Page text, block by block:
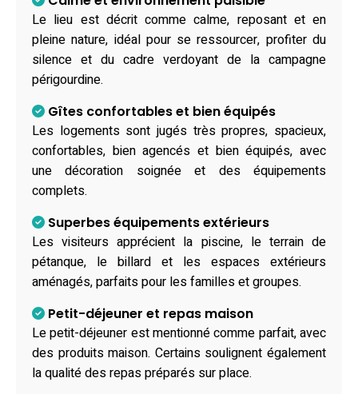
Le lieu est décrit comme calme, reposant et en
pleine nature, idéal pour se ressourcer, profiter du
silence et du cadre verdoyant de la campagne
périgourdine.
Gîtes confortables et bien équipés
Les logements sont jugés très propres, spacieux,
confortables, bien agencés et bien équipés, avec
une décoration soignée et des équipements
complets.
Superbes équipements extérieurs
Les visiteurs apprécient la piscine, le terrain de
pétanque, le billard et les espaces extérieurs
aménagés, parfaits pour les familles et groupes.
Petit-déjeuner et repas maison
Le petit-déjeuner est mentionné comme parfait, avec
des produits maison. Certains soulignent également
la qualité des repas préparés sur place.